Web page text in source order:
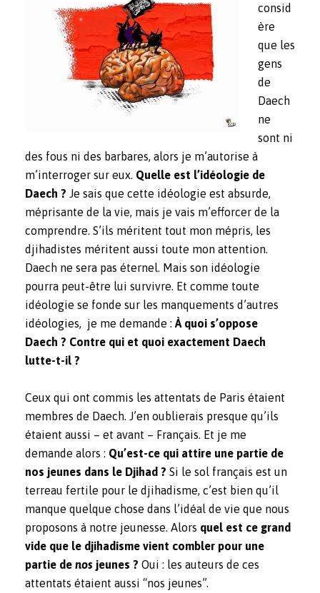
consid
ère
que les
gens
de
Daech
ne
sont ni
des fous ni des barbares, alors je m’autorise à
m’interroger sur eux. Quelle est l’idéologie de
Daech ? Je sais que cette idéologie est absurde,
méprisante de la vie, mais je vais m’efforcer de la
comprendre. S’ils méritent tout mon mépris, les
djihadistes méritent aussi toute mon attention.
Daech ne sera pas éternel. Mais son idéologie
pourra peut-être lui survivre. Et comme toute
idéologie se fonde sur les manquements d’autres
idéologies, je me demande : À quoi s’oppose
Daech ? Contre qui et quoi exactement Daech
lutte-t-il ?
Ceux qui ont commis les attentats de Paris étaient
membres de Daech. J’en oublierais presque qu’ils
étaient aussi – et avant – Français. Et je me
demande alors : Qu’est-ce qui attire une partie de
nos jeunes dans le Djihad ? Si le sol français est un
terreau fertile pour le djihadisme, c’est bien qu’il
manque quelque chose dans l’idéal de vie que nous
proposons à notre jeunesse. Alors quel est ce grand
vide que le djihadisme vient combler pour une
partie de nos jeunes ? Oui : les auteurs de ces
attentats étaient aussi “nos jeunes”.